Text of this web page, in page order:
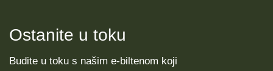
Ostanite u toku
Budite u toku s našim e-biltenom koji